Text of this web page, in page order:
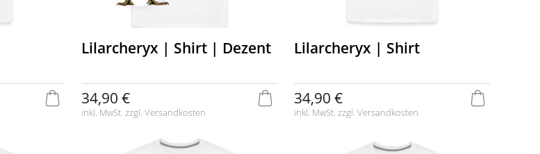
Lilarcheryx | Shirt | Dezent
34,90 €
inkl. MwSt. zzgl. Versandkosten
Lilarcheryx | Shirt
34,90 €
inkl. MwSt. zzgl. Versandkosten